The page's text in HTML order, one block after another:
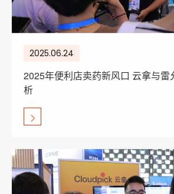
2025.06.24
2025年便利店卖药新风口 云拿与雷
析